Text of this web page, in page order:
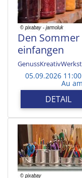
Den
einfangen
05.09.2026
Au
DETAIL